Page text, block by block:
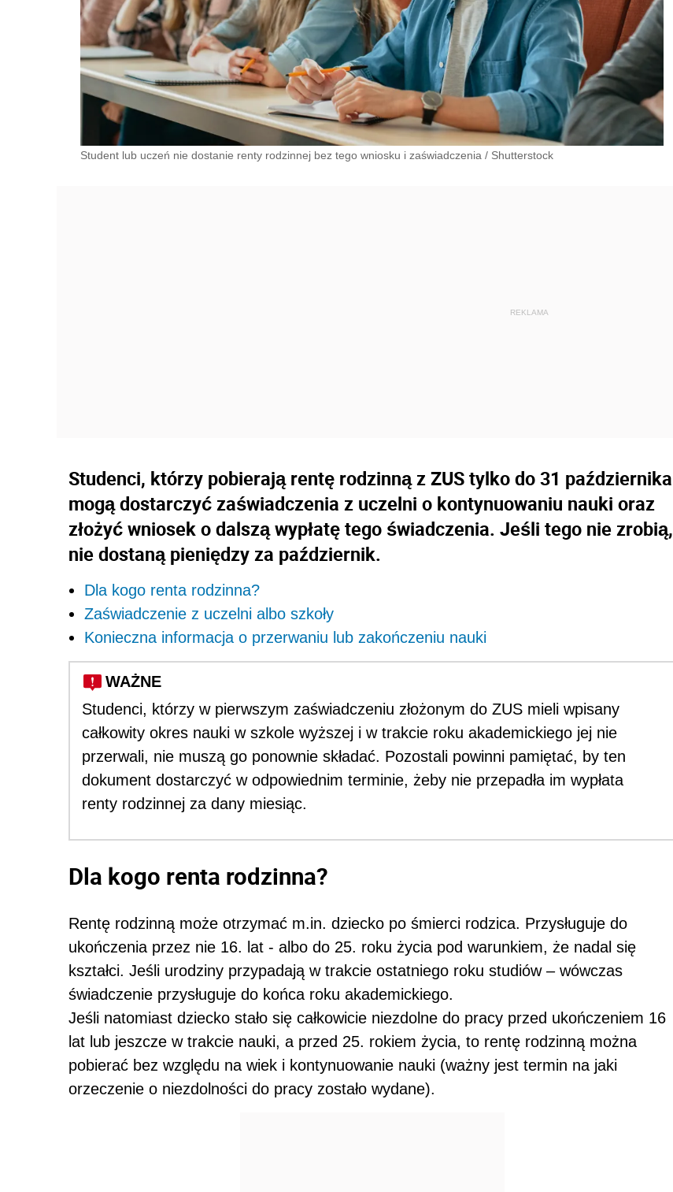
Student lub uczeń nie dostanie renty rodzinnej bez tego wniosku i zaświadczenia / Shutterstock
Studenci, którzy pobierają rentę rodzinną z ZUS tylko do 31 października
mogą dostarczyć zaświadczenia z uczelni o kontynuowaniu nauki oraz
złożyć wniosek o dalszą wypłatę tego świadczenia. Jeśli tego nie zrobią,
nie dostaną pieniędzy za październik.
Dla kogo renta rodzinna?
Zaświadczenie z uczelni albo szkoły
Konieczna informacja o przerwaniu lub zakończeniu nauki
WAŻNE
Studenci, którzy w pierwszym zaświadczeniu złożonym do ZUS mieli wpisany
całkowity okres nauki w szkole wyższej i w trakcie roku akademickiego jej nie
przerwali, nie muszą go ponownie składać. Pozostali powinni pamiętać, by ten
dokument dostarczyć w odpowiednim terminie, żeby nie przepadła im wypłata
renty rodzinnej za dany miesiąc.
Dla kogo renta rodzinna?
Rentę rodzinną może otrzymać m.in. dziecko po śmierci rodzica. Przysługuje do
ukończenia przez nie 16. lat - albo do 25. roku życia pod warunkiem, że nadal się
kształci. Jeśli urodziny przypadają w trakcie ostatniego roku studiów – wówczas
świadczenie przysługuje do końca roku akademickiego.
Jeśli natomiast dziecko stało się całkowicie niezdolne do pracy przed ukończeniem 16
lat lub jeszcze w trakcie nauki, a przed 25. rokiem życia, to rentę rodzinną można
pobierać bez względu na wiek i kontynuowanie nauki (ważny jest termin na jaki
orzeczenie o niezdolności do pracy zostało wydane).